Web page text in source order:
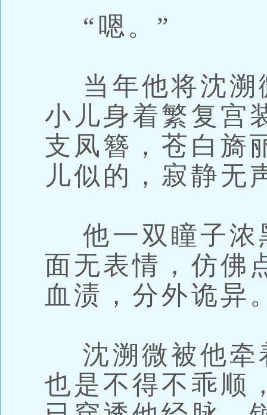
“嗯。”
当年他将沈溯
小儿身着繁复宫
支凤簪，苍白旖
儿似的，寂静无
他一双瞳子浓
面无表情，仿佛
血渍，分外诡异
沈溯微被他牵
也是不得不乖顺